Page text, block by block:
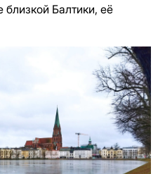
Балтики, её